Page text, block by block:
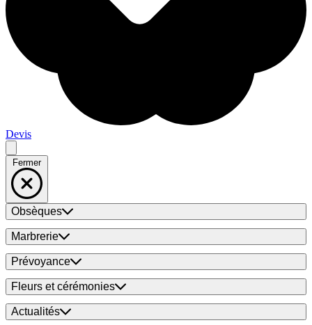
Devis
Fermer
Obsèques
Marbrerie
Prévoyance
Fleurs et cérémonies
Actualités